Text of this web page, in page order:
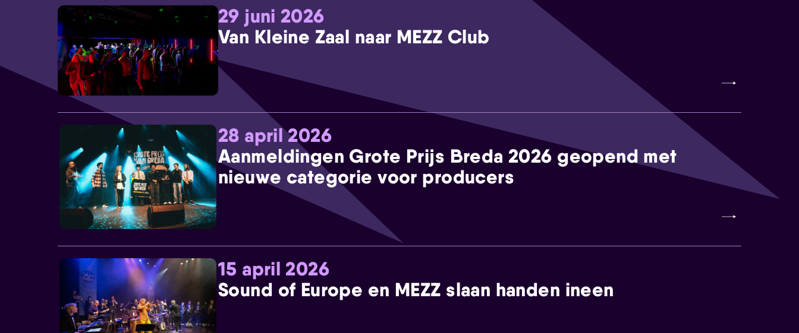
29 juni 2026
Van Kleine Zaal naar MEZZ Club
28 april 2026
Aanmeldingen Grote Prijs Breda 2026 geopend met
nieuwe categorie voor producers
15 april 2026
Sound of Europe en MEZZ slaan handen ineen